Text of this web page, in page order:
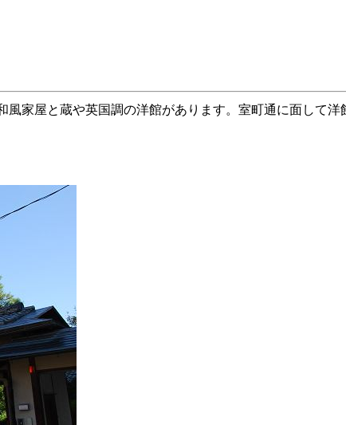
家屋と蔵や英国調の洋館があります。室町通に面して